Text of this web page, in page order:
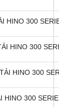
HINO 300
HINO 300
HINO 300
HINO 300